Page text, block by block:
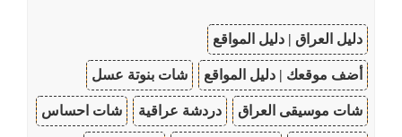
دليل العراق | دليل المواقع
أضف موقعك | دليل المواقع شات بنوتة عسل
شات موسيقى العراق دردشة عراقية شات احساس